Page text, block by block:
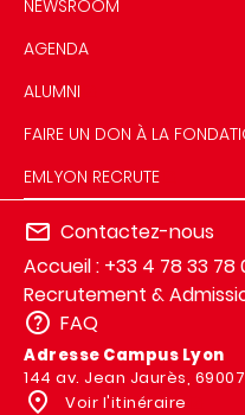
NEWSROOM
AGENDA
ALUMNI
FAIRE UN DON À LA
EMLYON RECRUTE
Contactez-nous
Accueil : +33 4 78 33 78
Recrutement &
FAQ
Adresse Campus Lyon
144 av. Jean Jaurès,
Voir l'itinéraire